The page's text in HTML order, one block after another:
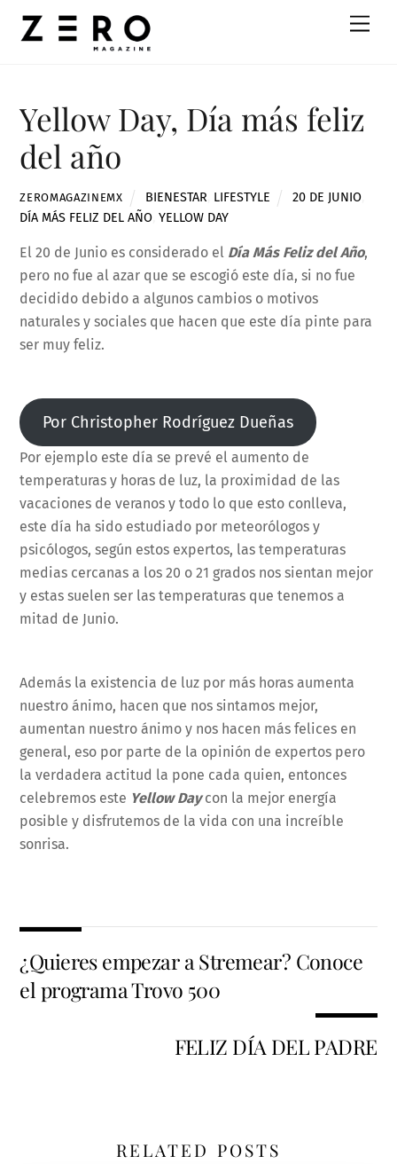
Yellow Day, Día más feliz
del año
ZEROMAGAZINEMX BIENESTAR LIFESTYLE 20 DE JUNIO
DÍA MÁS FELIZ DEL AÑO ,YELLOW DAY
El 20 de Junio es considerado el Día Más Feliz del Año,
pero no fue al azar que se escogió este día, si no fue
decidido debido a algunos cambios o motivos
naturales y sociales que hacen que este día pinte para
ser muy feliz.
Por Christopher Rodríguez Dueñas
Por ejemplo este día se prevé el aumento de
temperaturas y horas de luz, la proximidad de las
vacaciones de veranos y todo lo que esto conlleva,
este día ha sido estudiado por meteorólogos y
psicólogos, según estos expertos, las temperaturas
medias cercanas a los 20 o 21 grados nos sientan mejor
y estas suelen ser las temperaturas que tenemos a
mitad de Junio.
Además la existencia de luz por más horas aumenta
nuestro ánimo, hacen que nos sintamos mejor,
aumentan nuestro ánimo y nos hacen más felices en
general, eso por parte de la opinión de expertos pero
la verdadera actitud la pone cada quien, entonces
celebremos este Yellow Daycon la mejor energía
posible y disfrutemos de la vida con una increíble
sonrisa.
¿Quieres empezar a Stremear? Conoce
el programa Trovo 500
FELIZ DÍA DEL PADRE
RELATED POSTS